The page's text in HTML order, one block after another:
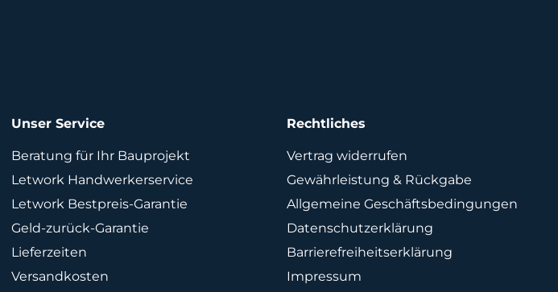
Unser Service
Beratung für Ihr Bauprojekt
Letwork Handwerkerservice
Letwork Bestpreis-Garantie
Geld-zurück-Garantie
Lieferzeiten
Versandkosten
Rechtliches
Vertrag widerrufen
Gewährleistung & Rückgabe
Allgemeine Geschäftsbedingungen
Datenschutzerklärung
Barrierefreiheitserklärung
Impressum